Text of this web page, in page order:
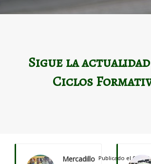
Sigue la
Ciclos
Mercadillo Publicado el 02 de